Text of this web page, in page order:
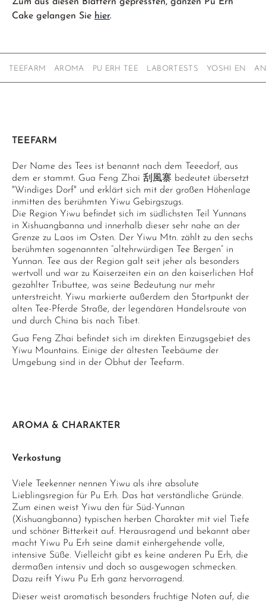
Cake gelangen Sie hier.
TEEFARM AROMA PU ERH TEE LABORTESTS YOSHI EN
TEEFARM
Der Name des Tees ist benannt nach dem Teeedorf, aus
dem er stammt. Gua Feng Zhai 刮風寨 bedeutet übersetzt
"Windiges Dorf" und erklärt sich mit der großen Höhenlage
inmitten des berühmten Yiwu Gebirgszugs.
Die Region Yiwu befindet sich im südlichsten Teil Yunnans
in Xishuangbanna und innerhalb dieser sehr nahe an der
Grenze zu Laos im Osten. Der Yiwu Mtn. zählt zu den sechs
berühmten sogenannten “altehrwürdigen Tee Bergen” in
Yunnan. Tee aus der Region galt seit jeher als besonders
wertvoll und war zu Kaiserzeiten ein an den kaiserlichen Hof
gezahlter Tributtee, was seine Bedeutung nur mehr
unterstreicht. Yiwu markierte außerdem den Startpunkt der
alten Tee-Pferde Straße, der legendären Handelsroute von
und durch China bis nach Tibet.
Gua Feng Zhai befindet sich im direkten Einzugsgebiet des
Yiwu Mountains. Einige der ältesten Teebäume der
Umgebung sind in der Obhut der Teefarm.
AROMA & CHARAKTER
Verkostung
Viele Teekenner nennen Yiwu als ihre absolute
Lieblingsregion für Pu Erh. Das hat verständliche Gründe.
Zum einen weist Yiwu den für Süd-Yunnan
(Xishuangbanna) typischen herben Charakter mit viel Tiefe
und schöner Bitterkeit auf. Herausragend und bekannt aber
macht Yiwu Pu Erh seine damit einhergehende volle,
intensive Süße. Vielleicht gibt es keine anderen Pu Erh, die
dermaßen intensiv und doch so ausgewogen schmecken.
Dazu reift Yiwu Pu Erh ganz hervorragend.
Dieser weist aromatisch besonders fruchtige Noten auf, die